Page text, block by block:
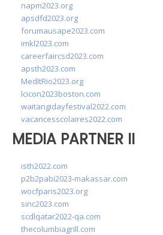
napm2023.org
apsdfd2023.org
forumausape2023.com
imkl2023.com
careerfaircsd2023.com
apsth2023.com
MedItRio2023.org
lcicon2023boston.com
waitangidayfestival2022.com
vacancesscolaires2022.com
MEDIA PARTNER II
isth2022.com
p2b2pabi2023-makassar.com
wocfparis2023.org
sinc2023.com
scdlqatar2022-qa.com
thecolumbiagrill.com